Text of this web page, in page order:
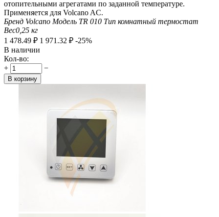
отопительными агрегатами по заданной температуре.
Применяется для Volcano AC.
Бренд Volcano Модель TR 010 Тип комнатный термостат
Вес0,25 кг
1 478.49 ₽ 1 971.32 ₽ -25%
В наличии
Кол-во:
+
−
В корзину